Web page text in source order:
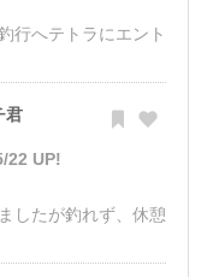
行へテトラにエント
君
22 UP!
したが釣れず、休憩